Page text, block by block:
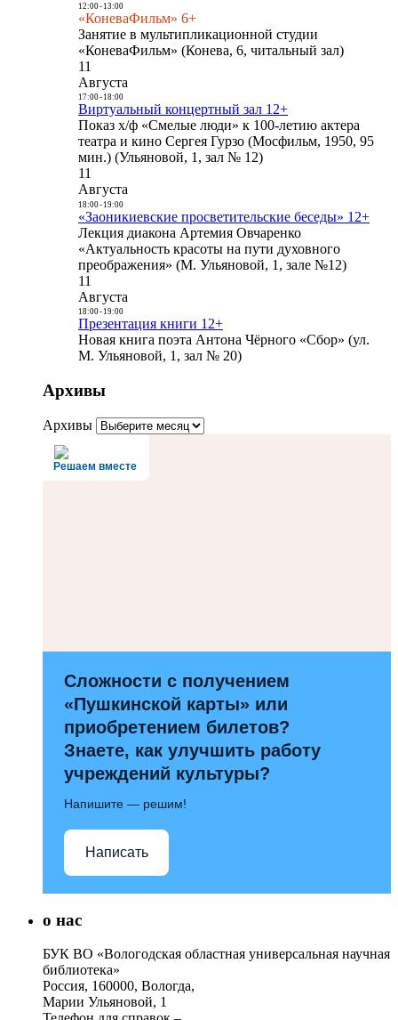
12:00- 13:00
«КоневаФильм» 6+
Занятие в мультипликационной студии
«КоневаФильм» (Конева, 6, читальный зал)
11
Августа
17:00- 18:00
Виртуальный концертный зал 12+
Показ х/ф «Смелые люди» к 100-летию актера
театра и кино Сергея Гурзо (Мосфильм, 1950, 95
мин.) (Ульяновой, 1, зал № 12)
11
Августа
18:00- 19:00
«Заоникиевские просветительские беседы» 12+
Лекция диакона Артемия Овчаренко
«Актуальность красоты на пути духовного
преображения» (М. Ульяновой, 1, зале №12)
11
Августа
18:00- 19:00
Презентация книги 12+
Новая книга поэта Антона Чёрного «Сбор» (ул.
М. Ульяновой, 1, зал № 20)
Архивы
Архивы
Решаем вместе
Сложности с получением
«Пушкинской карты» или
приобретением билетов?
Знаете, как улучшить работу
учреждений культуры?
Напишите — решим!
Написать
о нас
БУК ВО «Вологодская областная универсальная научная
библиотека»
Россия, 160000, Вологда,
Марии Ульяновой, 1